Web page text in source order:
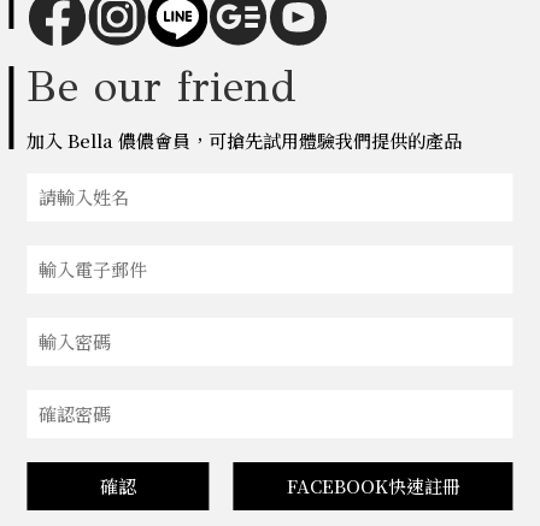
Be our friend
加入 Bella 儂儂會員，可搶先試用體驗我們提供的產品
確認 FACEBOOK快速註冊